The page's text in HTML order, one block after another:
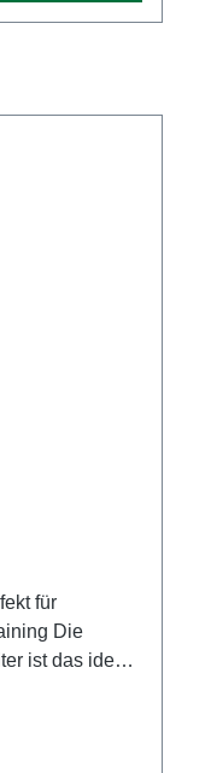
für
Die
ist das ideale